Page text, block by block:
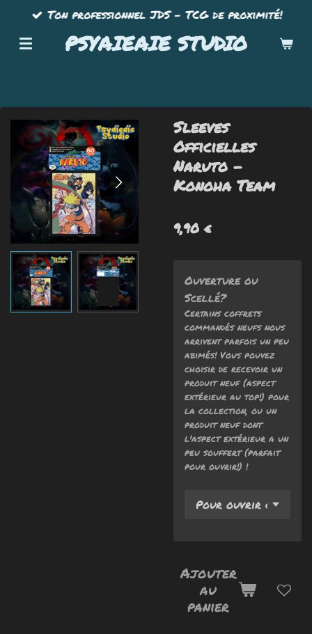
Passer
contenu
PSYAIEAIE STUDIO
Ton professionnel JDS - TCG de proximité!
Sleeves
Officielles
Naruto -
Konoha Team
9,90 €
Ouverture ou
Scellé?
Certains coffrets
commandés neufs nous
arrivent parfois un peu
abimés! Vous pouvez
choisir de recevoir un
produit neuf (aspect
extérieur au top!) pour
la collection, ou un
produit neuf dont
l'aspect extérieur a un
peu souffert (parfait
pour ouvrir!) !
Ajouter
au
panier